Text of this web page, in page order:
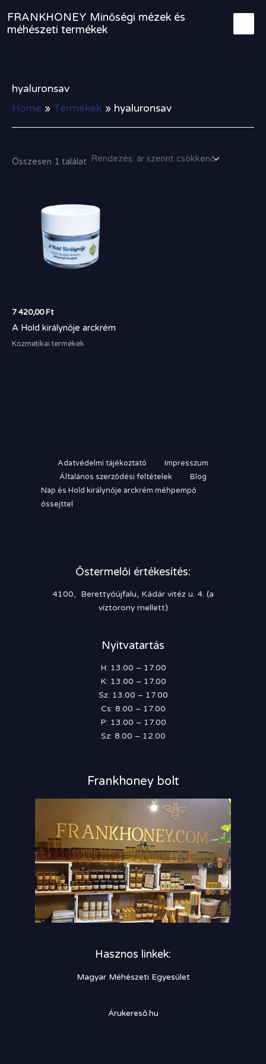
content
FRANKHONEY Minőségi mézek és
méhészeti termékek
hyaluronsav
Home
Termékek hyaluronsav
Összesen 1 találat
7 420,00Ft
A Hold királynője arckrém
Kozmetikai termékek
Adatvédelmi tájékoztató
Impresszum
Általános szerződési feltételek
Blog
Nap és Hold királynője arckrém méhpempő
őssejttel
Őstermelői értékesítés:
4100, Berettyóújfalu, Kádár vitéz u. 4. (a
víztorony mellett)
Nyitvatartás
H: 13.00 – 17.00
K: 13.00 – 17.00
Sz: 13.00 – 17.00
Cs: 8.00 – 17.00
P: 13.00 – 17.00
Sz: 8.00 – 12.00
Frankhoney bolt
Hasznos linkek:
Magyar Méhészeti Egyesület
Árukereső.hu